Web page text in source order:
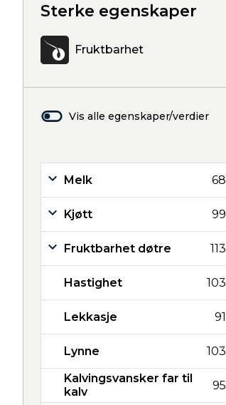
Sterke egenskaper
Fruktbarhet
Vis alle egenskaper/verdier
Melk 68
Kjøtt 99
Fruktbarhet døtre 113
Hastighet 103
Lekkasje 91
Lynne 103
Kalvingsvansker far til
kalv
95